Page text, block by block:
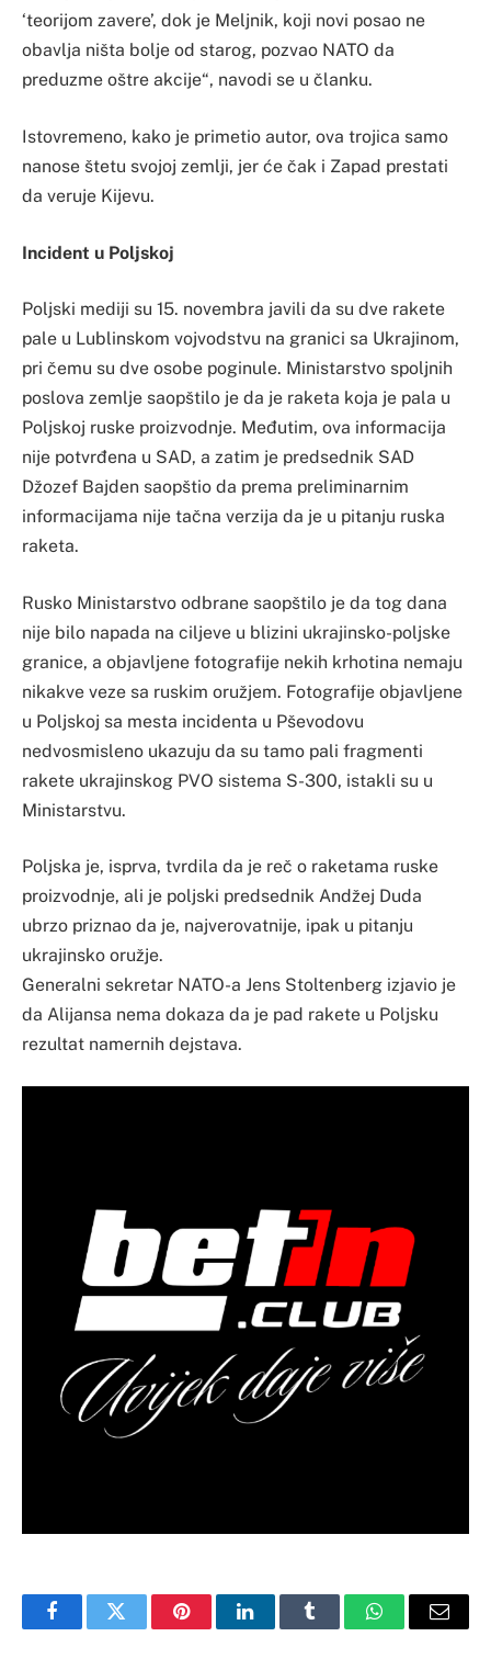
‘teorijom zavere’, dok je Meljnik, koji novi posao ne
obavlja ništa bolje od starog, pozvao NATO da
preduzme oštre akcije“, navodi se u članku.
Istovremeno, kako je primetio autor, ova trojica samo
nanose štetu svojoj zemlji, jer će čak i Zapad prestati
da veruje Kijevu.
Incident u Poljskoj
Poljski mediji su 15. novembra javili da su dve rakete
pale u Lublinskom vojvodstvu na granici sa Ukrajinom,
pri čemu su dve osobe poginule. Ministarstvo spoljnih
poslova zemlje saopštilo je da je raketa koja je pala u
Poljskoj ruske proizvodnje. Međutim, ova informacija
nije potvrđena u SAD, a zatim je predsednik SAD
Džozef Bajden saopštio da prema preliminarnim
informacijama nije tačna verzija da je u pitanju ruska
raketa.
Rusko Ministarstvo odbrane saopštilo je da tog dana
nije bilo napada na ciljeve u blizini ukrajinsko-poljske
granice, a objavljene fotografije nekih krhotina nemaju
nikakve veze sa ruskim oružjem. Fotografije objavljene
u Poljskoj sa mesta incidenta u Pševodovu
nedvosmisleno ukazuju da su tamo pali fragmenti
rakete ukrajinskog PVO sistema S-300, istakli su u
Ministarstvu.
Poljska je, isprva, tvrdila da je reč o raketama ruske
proizvodnje, ali je poljski predsednik Andžej Duda
ubrzo priznao da je, najverovatnije, ipak u pitanju
ukrajinsko oružje.
Generalni sekretar NATO-a Jens Stoltenberg izjavio je
da Alijansa nema dokaza da je pad rakete u Poljsku
rezultat namernih dejstava.
FacebookTwitter PinterestLinkedInTumblr WhatsAppEmail